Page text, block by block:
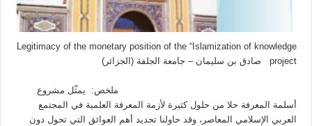
Legitimacy of the monetary position of the “Islamization of knowledge
project صادق بن سليمان – جامعة الجلفة (الجزائر)
ملخص: يمثّل مشروع
أسلمة المعرفة حلا من حلول كثيرة لأزمة المعرفة العلمية في المجتمع
العربي الإسلامي المعاصر، وقد حاولنا تحديد أهم العوائق التي تحول دون